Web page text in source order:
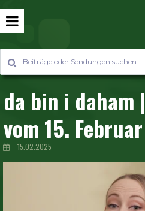
da bin i daham
vom 15.
15.02.2025